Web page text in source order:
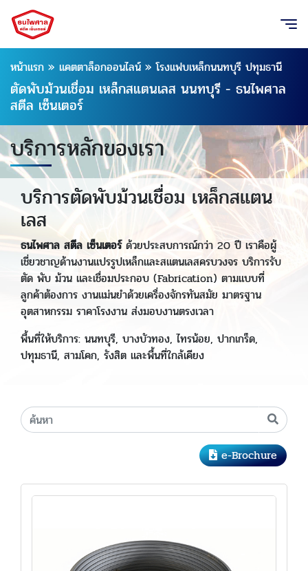
หน้าแรก » แคตตาล็อกออนไลน์ »โรงแฟบเหล็กนนทบุรี ปทุมธานี
ตัดพับม้วนเชื่อม เหล็กสแตนเลส นนทบุรี - ธนไพศาล
สตีล เซ็นเตอร์
บริการหลักของเรา
บริการตัดพับม้วนเชื่อม เหล็กสแตน
เลส
ธนไพศาล สตีล เซ็นเตอร์ด้วยประสบการณ์กว่า 20 ปี เราคือผู้
เชี่ยวชาญด้านงานแปรรูปเหล็กและสแตนเลสครบวงจร บริการรับ
ตัด พับ ม้วน และเชื่อมประกอบ (Fabrication) ตามแบบที่
ลูกค้าต้องการ งานแม่นยำด้วยเครื่องจักรทันสมัย มาตรฐาน
อุตสาหกรรม ราคาโรงงาน ส่งมอบงานตรงเวลา
พื้นที่ให้บริการ: นนทบุรี, บางบัวทอง, ไทรน้อย, ปากเกร็ด,
ปทุมธานี, สามโคก, รังสิต และพื้นที่ใกล้เคียง
e-Brochure